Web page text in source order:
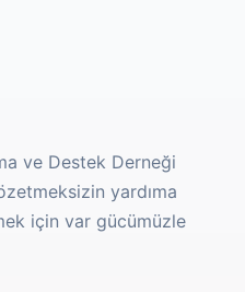
ve Destek Derneği
yardıma
için var gücümüzle